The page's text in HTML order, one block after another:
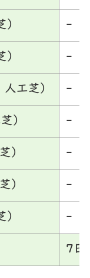
-
-
工芝） -
） -
） -
） -
-
7日